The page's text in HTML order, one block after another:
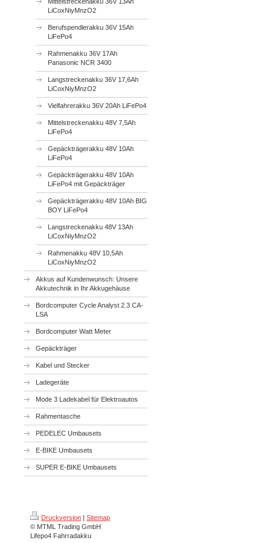
LiCoxNiyMnzO2
Berufspendlerakku 36V 15Ah
LiFePo4
Rahmenakku 36V 17Ah
Panasonic NCR 3400
Langstreckenakku 36V 17,6Ah
LiCoxNiyMnzO2
Vielfahrerakku 36V 20Ah LiFePo4
Mittelstreckenakku 48V 7,5Ah
LiFePo4
Gepäckträgerakku 48V 10Ah
LiFePo4
Gepäckträgerakku 48V 10Ah
LiFePo4 mit Gepäckträger
Gepäckträgerakku 48V 10Ah BIG
BOY LiFePo4
Langstreckenakku 48V 13Ah
LiCoxNiyMnzO2
Rahmenakku 48V 10,5Ah
LiCoxNiyMnzO2
Akkus auf Kundenwunsch: Unsere
Akkutechnik in Ihr Akkugehäuse
Bordcomputer Cycle Analyst 2.3 CA-
LSA
Bordcomputer Watt Meter
Gepäckträger
Kabel und Stecker
Ladegeräte
Mode 3 Ladekabel für Elektroautos
Rahmentasche
PEDELEC Umbausets
E-BIKE Umbausets
SUPER E-BIKE Umbausets
Druckversion | Sitemap
© MTML Trading GmbH
Lifepo4 Fahrradakku